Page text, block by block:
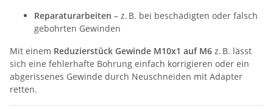
Reparaturarbeiten – z. B. bei beschädigten oder falsch
gebohrten Gewinden
Mit einem Reduzierstück Gewinde M10x1 auf M6 z. B. lässt
sich eine fehlerhafte Bohrung einfach korrigieren oder ein
abgerissenes Gewinde durch Neuschneiden mit Adapter
retten.